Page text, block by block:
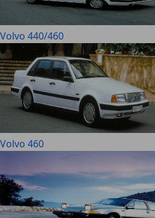
Volvo 440/460
Volvo 460